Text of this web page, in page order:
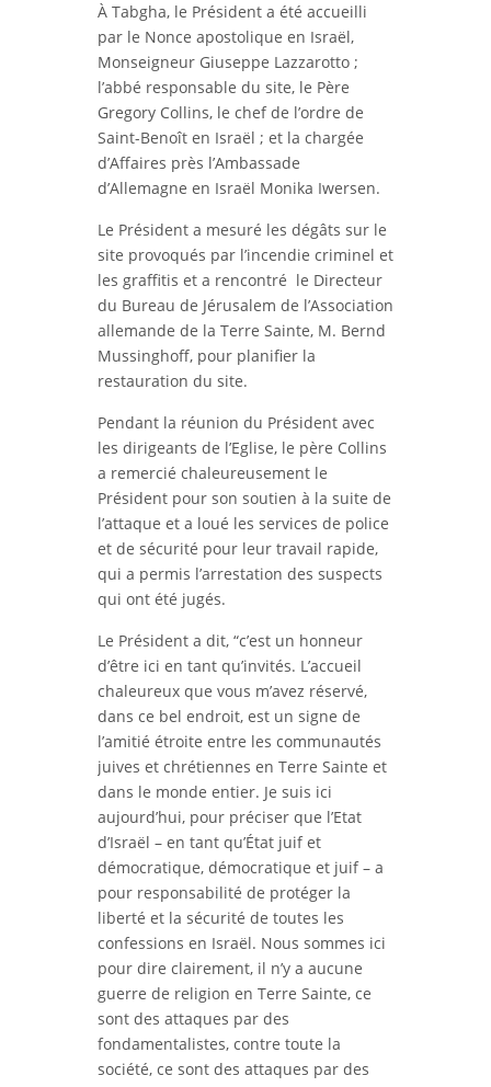
À Tabgha, le Président a été accueilli
par le Nonce apostolique en Israël,
Monseigneur Giuseppe Lazzarotto ;
l’abbé responsable du site, le Père
Gregory Collins, le chef de l’ordre de
Saint-Benoît en Israël ; et la chargée
d’Affaires près l’Ambassade
d’Allemagne en Israël Monika Iwersen.
Le Président a mesuré les dégâts sur le
site provoqués par l’incendie criminel et
les graffitis et a rencontré le Directeur
du Bureau de Jérusalem de l’Association
allemande de la Terre Sainte, M. Bernd
Mussinghoff, pour planifier la
restauration du site.
Pendant la réunion du Président avec
les dirigeants de l’Eglise, le père Collins
a remercié chaleureusement le
Président pour son soutien à la suite de
l’attaque et a loué les services de police
et de sécurité pour leur travail rapide,
qui a permis l’arrestation des suspects
qui ont été jugés.
Le Président a dit, “c’est un honneur
d’être ici en tant qu’invités. L’accueil
chaleureux que vous m’avez réservé,
dans ce bel endroit, est un signe de
l’amitié étroite entre les communautés
juives et chrétiennes en Terre Sainte et
dans le monde entier. Je suis ici
aujourd’hui, pour préciser que l’Etat
d’Israël – en tant qu’État juif et
démocratique, démocratique et juif – a
pour responsabilité de protéger la
liberté et la sécurité de toutes les
confessions en Israël. Nous sommes ici
pour dire clairement, il n’y a aucune
guerre de religion en Terre Sainte, ce
sont des attaques par des
fondamentalistes, contre toute la
société, ce sont des attaques par des